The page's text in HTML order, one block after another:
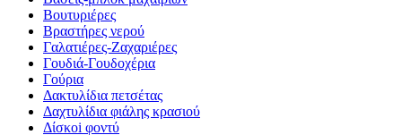
Βουτυριέρες
Βραστήρες νερού
Γαλατιέρες-Ζαχαριέρες
Γουδιά-Γουδοχέρια
Γούρια
Δακτυλίδια πετσέτας
Δαχτυλίδια φιάλης κρασιού
Δίσκοi φοντύ